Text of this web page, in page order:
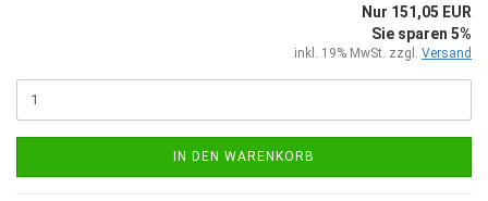
Nur 151,05 EUR
Sie sparen 5%
inkl. 19% MwSt. zzgl. Versand
IN DEN WARENKORB